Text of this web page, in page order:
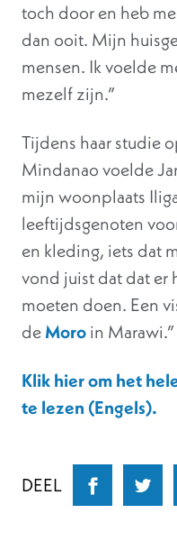
toch door en heb
dan ooit. Mijn
mensen. Ik voelde
mezelf zijn.”
Tijdens haar studie
Mindanao voelde
mijn woonplaats
leeftijdsgenoten
en kleding, iets dat
vond juist dat dat er
moeten doen. Een
deMoroin Marawi.”
Klik hier om het
te lezen (Engels).
DEEL